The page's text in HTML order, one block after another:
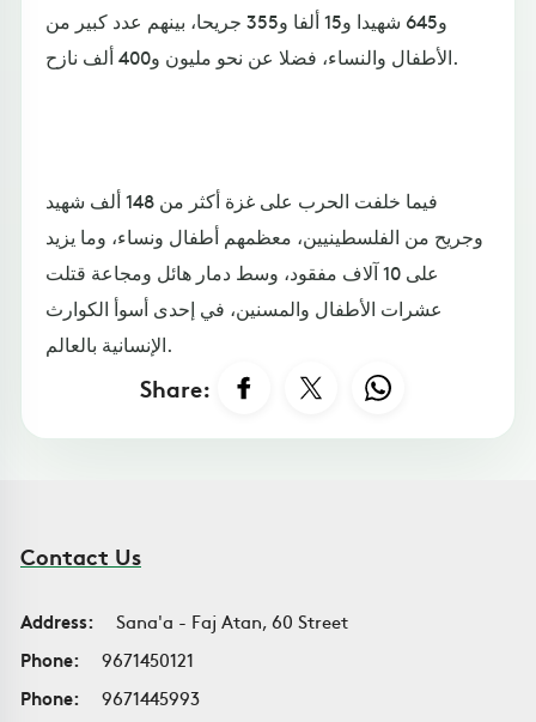
و645 شهيدا و15 ألفا و355 جريحا، بينهم عدد كبير من
الأطفال والنساء، فضلا عن نحو مليون و400 ألف نازح.
فيما خلفت الحرب على غزة أكثر من 148 ألف شهيد
وجريح من الفلسطينيين، معظمهم أطفال ونساء، وما يزيد
على 10 آلاف مفقود، وسط دمار هائل ومجاعة قتلت
عشرات الأطفال والمسنين، في إحدى أسوأ الكوارث
الإنسانية بالعالم.
Share:
Contact Us
Address:
Sana'a - Faj Atan, 60 Street
Phone:
9671450121
Phone:
9671445993